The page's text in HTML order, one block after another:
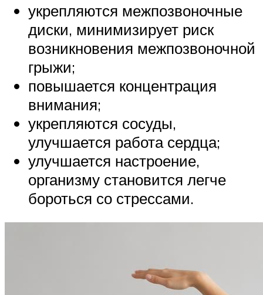
укрепляются межпозвоночные
диски, минимизирует риск
возникновения межпозвоночной
грыжи;
повышается концентрация
внимания;
укрепляются сосуды,
улучшается работа сердца;
улучшается настроение,
организму становится легче
бороться со стрессами.